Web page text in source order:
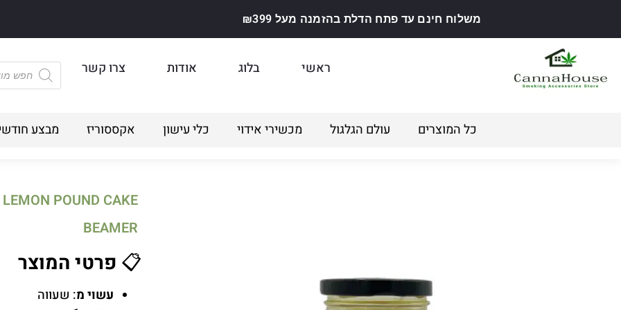
משלוח חינם עד פתח הדלת בהזמנה מעל ₪399
ראשי בלוג אודות צרו קשר
כל המוצרים עולם הגלגול מכשירי אידוי כלי עישון אקססוריז מבצע
BEAMER
📋 פרטי המוצר
עשוי מ: שעווה